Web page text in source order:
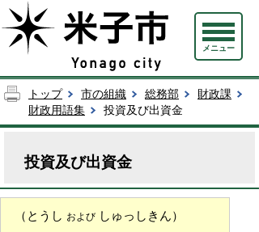
メニュー
トップ 市の組織 総務部
財政課
財政用語集
投資及び出資金
投資及び出資金
（とうし および しゅっしきん）